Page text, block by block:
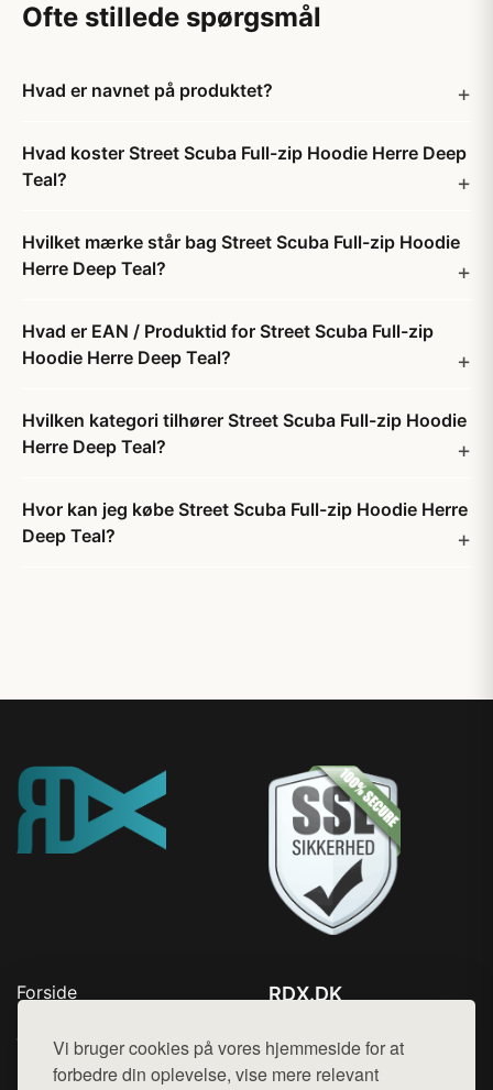
Vi bruger cookies på vores hjemmeside for at
forbedre din oplevelse, vise mere relevant
Ofte stillede spørgsmål
Hvad er navnet på produktet?
Hvad koster Street Scuba Full-zip Hoodie Herre Deep
Teal?
Hvilket mærke står bag Street Scuba Full-zip Hoodie
Herre Deep Teal?
Hvad er EAN / Produktid for Street Scuba Full-zip
Hoodie Herre Deep Teal?
Hvilken kategori tilhører Street Scuba Full-zip Hoodie
Herre Deep Teal?
Hvor kan jeg købe Street Scuba Full-zip Hoodie Herre
Deep Teal?
Forside
Top Rabatter
Blog
RDX.DK
Mail: hej@want.dk